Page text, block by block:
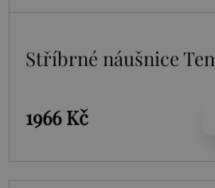
Stříbrné náušnice
1966 Kč